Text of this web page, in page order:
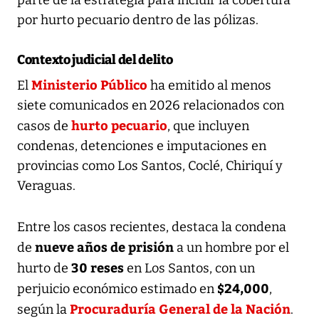
por hurto pecuario dentro de las pólizas.
Contexto judicial del delito
ElMinisterio Público ha emitido al menos
siete comunicados en 2026 relacionados con
casos de hurto pecuario, que incluyen
condenas, detenciones e imputaciones en
provincias como Los Santos, Coclé, Chiriquí y
Veraguas.
Entre los casos recientes, destaca la condena
de nueve años de prisión a un hombre por el
hurto de 30 resesen Los Santos, con un
perjuicio económico estimado en $24,000,
según laProcuraduría General de la Nación.